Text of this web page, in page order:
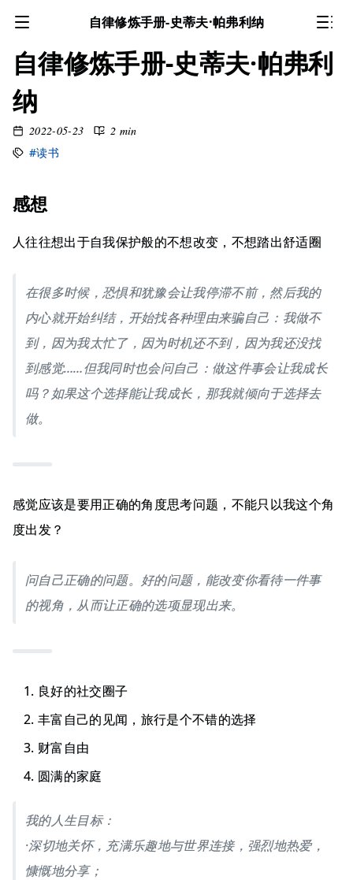
自律修炼手册-史蒂夫·帕弗利纳
自律修炼手册-史蒂夫·帕弗利
纳
2022-05-23
2 min
#读书
感想
人往往想出于自我保护般的不想改变，不想踏出舒适圈
在很多时候，恐惧和犹豫会让我停滞不前，然后我的
内心就开始纠结，开始找各种理由来骗自己：我做不
到，因为我太忙了，因为时机还不到，因为我还没找
到感觉……但我同时也会问自己：做这件事会让我成长
吗？如果这个选择能让我成长，那我就倾向于选择去
做。
感觉应该是要用正确的角度思考问题，不能只以我这个角
度出发？
问自己正确的问题。好的问题，能改变你看待一件事
的视角，从而让正确的选项显现出来。
良好的社交圈子
丰富自己的见闻，旅行是个不错的选择
财富自由
圆满的家庭
我的人生目标：
·深切地关怀，充满乐趣地与世界连接，强烈地热爱，
慷慨地分享；